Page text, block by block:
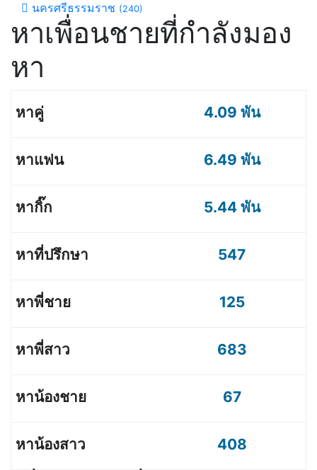
นครศรีธรรมราช (240)
หาเพื่อนชายที่กำลังมอง
หา
4.09 พัน
6.49 พัน
5.44 พัน
547
125
683
67
408